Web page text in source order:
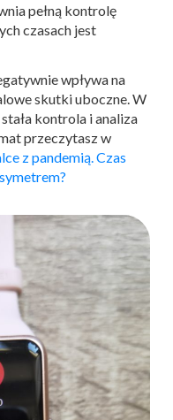
pełną kontrolę
czasach jest
wpływa na
skutki uboczne. W
kontrola i analiza
przeczytasz w
z pandemią. Czas